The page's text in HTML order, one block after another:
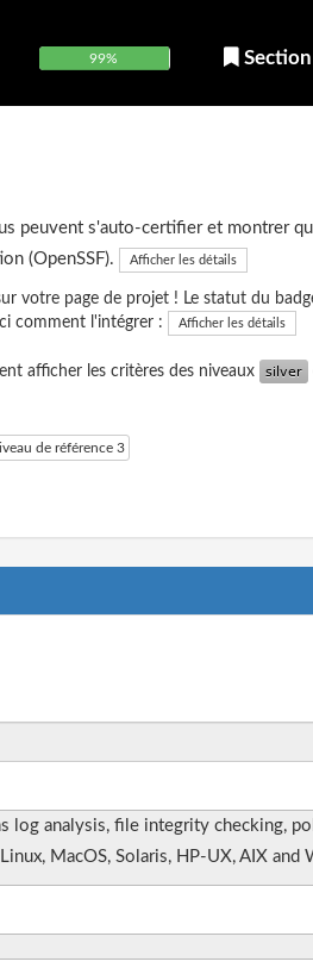
99% Section
peuvent s'auto-certifier et montrer
(OpenSSF).
Afficher les détails
votre page de projet ! Le statut du
comment l'intégrer : Afficher les détails
afficher les critères des niveaux
de référence 3
log analysis, file integrity checking,
MacOS, Solaris, HP-UX, AIX and